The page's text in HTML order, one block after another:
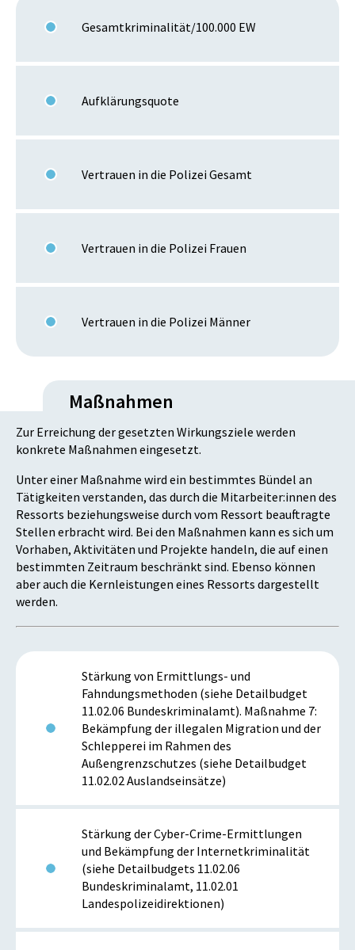
Gesamtkriminalität/100.000 EW
Aufklärungsquote
Vertrauen in die Polizei Gesamt
Vertrauen in die Polizei Frauen
Vertrauen in die Polizei Männer
Maßnahmen
Zur Erreichung der gesetzten Wirkungsziele werden
konkrete Maßnahmen eingesetzt.
Unter einer Maßnahme wird ein bestimmtes Bündel an
Tätigkeiten verstanden, das durch die Mitarbeiter:innen des
Ressorts beziehungsweise durch vom Ressort beauftragte
Stellen erbracht wird. Bei den Maßnahmen kann es sich um
Vorhaben, Aktivitäten und Projekte handeln, die auf einen
bestimmten Zeitraum beschränkt sind. Ebenso können
aber auch die Kernleistungen eines Ressorts dargestellt
werden.
Stärkung von Ermittlungs- und
Fahndungsmethoden (siehe Detailbudget
11.02.06 Bundeskriminalamt). Maßnahme 7:
Bekämpfung der illegalen Migration und der
Schlepperei im Rahmen des
Außengrenzschutzes (siehe Detailbudget
11.02.02 Auslandseinsätze)
Stärkung der Cyber-Crime-Ermittlungen
und Bekämpfung der Internetkriminalität
(siehe Detailbudgets 11.02.06
Bundeskriminalamt, 11.02.01
Landespolizeidirektionen)